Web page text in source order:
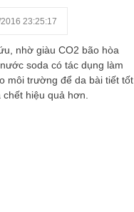
23:25:17
nhờ giàu CO2 bão hòa
soda có tác dụng làm
môi trường để da bài tiết tốt
hiệu quả hơn.